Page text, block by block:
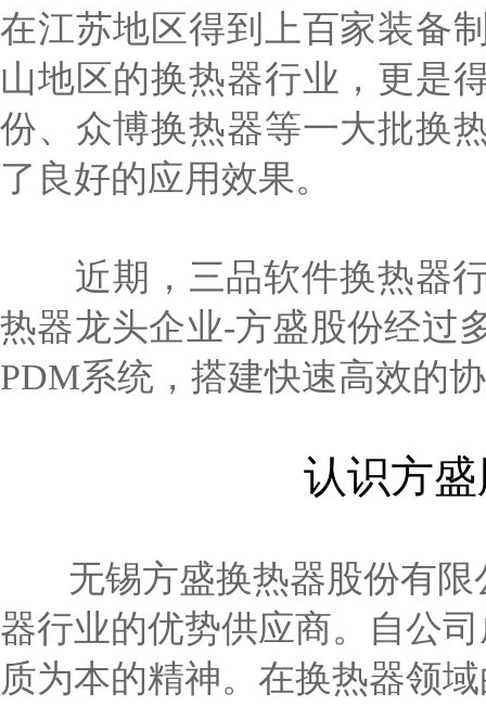
在江苏地区得到上百家装备
山地区的换热器行业，更是
份、众博换热器等一大批换
了良好的应用效果。
近期，三品软件换热器行
热器龙头企业-方盛股份经过
PDM系统，搭建快速高效的
认识方
无锡方盛换热器股份有限
器行业的优势供应商。自公
质为本的精神。在换热器领